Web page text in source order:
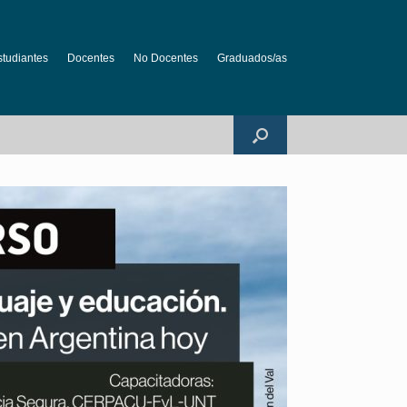
Docentes No Docentes Graduados/as